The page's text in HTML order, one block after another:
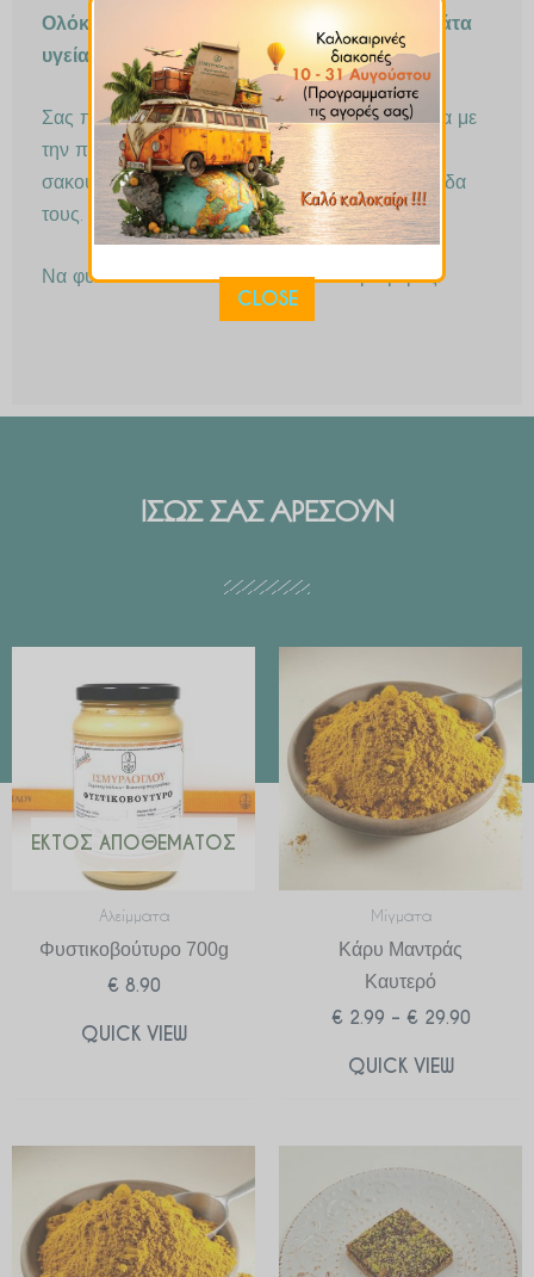
Ολόκληρα αμύγδαλα βουτηγμένα σε σοκολάτα
υγείας 67%.
Σας προσφέρουμε τα σοκολατάκια μας, ανάλογα με
την ποσότητα που θα παραγγείλετε, σε ειδικό
σακουλάκι ή κουτί, όπου διατηρούν την φρεσκάδα
τους.
Να φυλάσσονται σε δροσερό και σκιερό μέρος.
ΙΣΩΣ ΣΑΣ ΑΡΕΣΟΥΝ
ΕΚΤΌΣ ΑΠΟΘΈΜΑΤΟΣ
Αλείμματα
Φυστικοβούτυρο 700g
€ 8.90
QUICK VIEW
Μίγματα
Κάρυ Μαντράς
Καυτερό
€ 2.99 – € 29.90
range:
€ 2.99
through
€ 29.90
QUICK VIEW
range:
€ 2.99
through
€ 29.90
CLOSE